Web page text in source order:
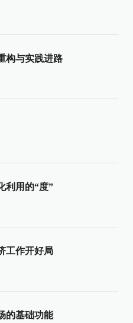
构与实践进路
利用的“度”
工作开好局
的基础功能